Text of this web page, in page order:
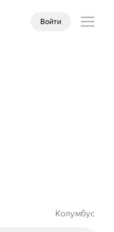
Войти
Колумбус